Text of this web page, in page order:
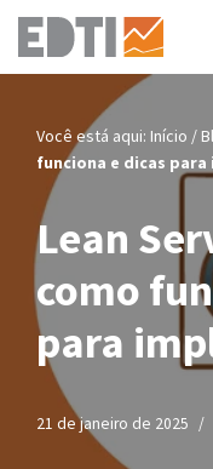
Pular
conteúdo
Você está aqui: Início /
funciona e dicas
Lean
como
para
21 de janeiro de 2025